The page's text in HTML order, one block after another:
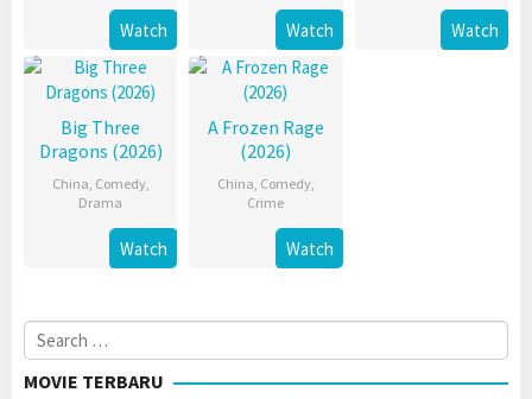
Watch Watch Watch
Big Three
Dragons (2026)
China, Comedy,
Drama
Watch
A Frozen Rage
(2026)
China, Comedy,
Crime
Watch
Search
for:
MOVIE TERBARU